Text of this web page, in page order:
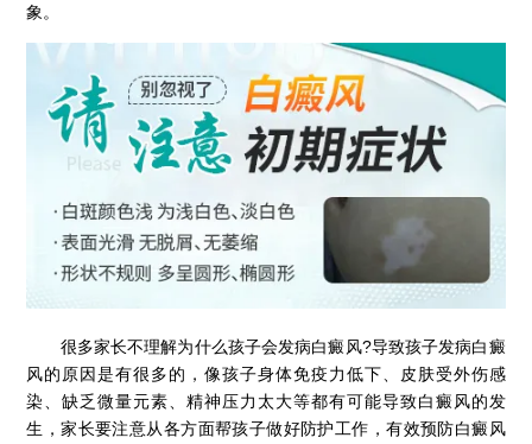
象。
很多家长不理解为什么孩子会发病白癜风?导致孩子发病白癜
风的原因是有很多的，像孩子身体免疫力低下、皮肤受外伤感
染、缺乏微量元素、精神压力太大等都有可能导致白癜风的发
生，家长要注意从各方面帮孩子做好防护工作，有效预防白癜风